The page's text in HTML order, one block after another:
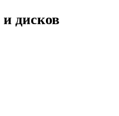
дисков